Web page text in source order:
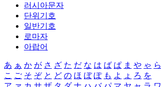
러시아문자
단위기호
일반기호
로마자
아랍어
あ ぁ か が さ ざ た だ な は ば ぱ ま や ゃ ら
こ ご そ ぞ と ど の ほ ぼ ぽ も よ ょ ろ を